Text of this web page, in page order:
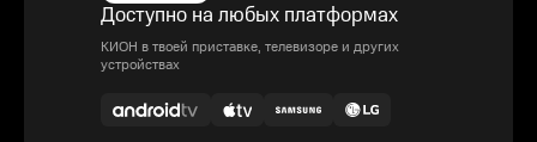
Доступно на любых платформах
КИОН в твоей приставке, телевизоре и других
устройствах